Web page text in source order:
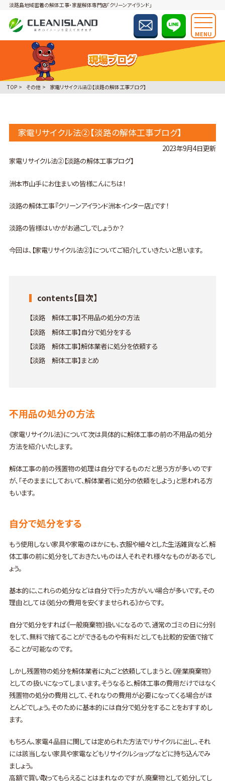
淡路島地域密着の解体工事・家屋解体専門店「クリーンアイランド」
MENU
TOP その他 家電リサイクル法②【淡路の解体工事ブログ】
家電リサイクル法②【淡路の解体工事ブログ】
2023年9月4日更新
家電リサイクル法②【淡路の解体工事ブログ】
洲本市山手にお住まいの皆様こんにちは！
淡路の解体工事『クリーンアイランド洲本インター店』です！
淡路の皆様はいかがお過ごしでしょうか？
今回は、【家電リサイクル法②】についてご紹介していきたいと思います。
contents【目次】
【淡路 解体工事】不用品の処分の方法
【淡路 解体工事】自分で処分をする
【淡路 解体工事】解体業者に処分を依頼する
【淡路 解体工事】まとめ
不用品の処分の方法
《家電リサイクル法》について次は具体的に解体工事の前の不用品の処分
方法を紹介いたします。
解体工事の前の残置物の処理は自分でするものだと思う方が多いのです
が、「そのままにしておいて、解体業者に処分の依頼をしよう」と思われる方
もいます。
自分で処分をする
もう使用しない家具や家電のほかにも、衣服や細々とした生活雑貨など、解
体工事の前に処分をしておきたいものは人それぞれ様々なものがあるでし
ょう。
基本的に、これらの処分などは自分で行った方がいい場合が多いです。その
理由としては《処分の費用を安くすませられる》からです。
自分で処分をすれば《一般廃棄物》扱いになるので、通常のゴミの日に分別
をして、無料で捨てることができるものや有料だとしても比較的安価で捨て
ることが可能なのです。
しかし残置物の処分を解体業者に丸ごと依頼してしまうと、《産業廃棄物》
としての扱いになってしまいます。そうなると、解体工事の費用だけではなく
残置物の処分の費用として、それなりの費用が必要になってくる場合がほ
とんどでしょう。そのために基本的には自分で処分をすることをおすすめし
ます。
もちろん、家電４品目に関しては定められた方法でリサイクルに出し、それ
には該当しない家具や家電などもリサイクルショップなどに持ち込んでみ
ましょう。
高額で買い取ってもらえることはまれなのですが、廃棄物として処分してし